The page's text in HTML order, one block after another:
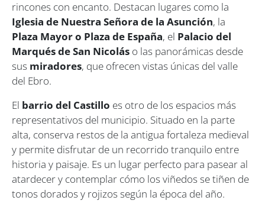
rincones con encanto. Destacan lugares como la
Iglesia de Nuestra Señora de la Asunción, la
Plaza Mayor o Plaza de España, el Palacio del
Marqués de San Nicolás o las panorámicas desde
sus miradores, que ofrecen vistas únicas del valle
del Ebro.
El barrio del Castillo es otro de los espacios más
representativos del municipio. Situado en la parte
alta, conserva restos de la antigua fortaleza medieval
y permite disfrutar de un recorrido tranquilo entre
historia y paisaje. Es un lugar perfecto para pasear al
atardecer y contemplar cómo los viñedos se tiñen de
tonos dorados y rojizos según la época del año.